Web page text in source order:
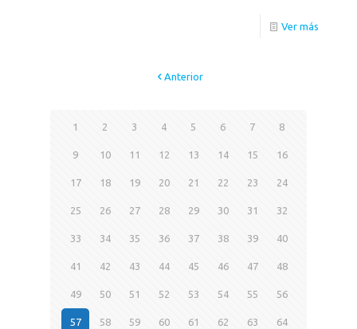
Ver más
Anterior
1 2 3 4 5 6 7 8
9 10 11 12 13 14 15 16
17 18 19 20 21 22 23 24
25 26 27 28 29 30 31 32
33 34 35 36 37 38 39 40
41 42 43 44 45 46 47 48
49 50 51 52 53 54 55 56
57 58 59 60 61 62 63 64